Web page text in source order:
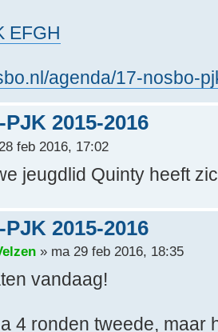
EFGH
agenda/17-nosbo-
2015-2016
feb 2016, 17:02
jeugdlid Quinty heeft
2015-2016
» ma 29 feb 2016, 18:35
vandaag!
4 ronden tweede, maar